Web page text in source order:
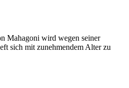
Mahagoni wird wegen seiner
sich mit zunehmendem Alter zu